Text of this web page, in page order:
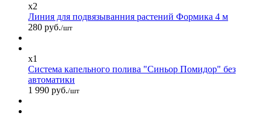
x2
Линия для подвязыванния растений Формика 4 м
280 руб./шт
x1
Система капельного полива "Синьор Помидор" без
автоматики
1 990 руб./шт